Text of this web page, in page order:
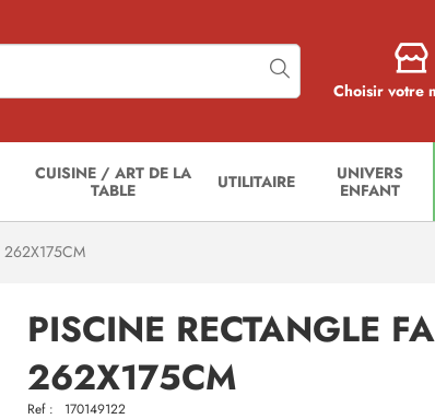
Choisir votre
CUISINE / ART DE LA
TABLE
UTILITAIRE
UNIVERS
ENFANT
262X175CM
PISCINE RECTANGLE
262X175CM
Ref : 170149122